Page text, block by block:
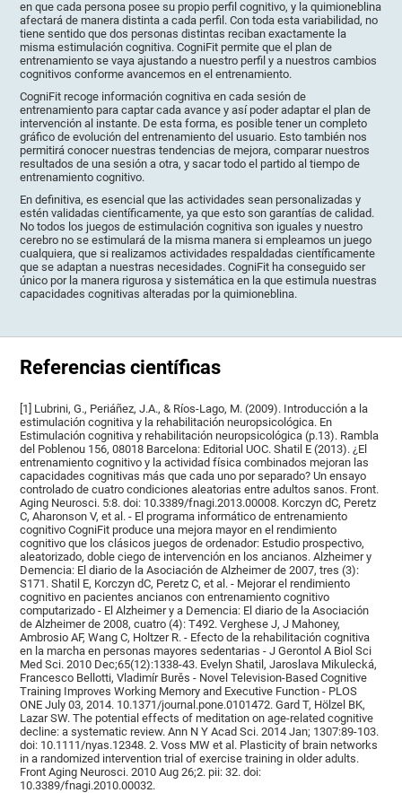
en que cada persona posee su propio perfil cognitivo, y la quimioneblina
afectará de manera distinta a cada perfil. Con toda esta variabilidad, no
tiene sentido que dos personas distintas reciban exactamente la
misma estimulación cognitiva. CogniFit permite que el plan de
entrenamiento se vaya ajustando a nuestro perfil y a nuestros cambios
cognitivos conforme avancemos en el entrenamiento.
CogniFit recoge información cognitiva en cada sesión de
entrenamiento para captar cada avance y así poder adaptar el plan de
intervención al instante. De esta forma, es posible tener un completo
gráfico de evolución del entrenamiento del usuario. Esto también nos
permitirá conocer nuestras tendencias de mejora, comparar nuestros
resultados de una sesión a otra, y sacar todo el partido al tiempo de
entrenamiento cognitivo.
En definitiva, es esencial que las actividades sean personalizadas y
estén validadas científicamente, ya que esto son garantías de calidad.
No todos los juegos de estimulación cognitiva son iguales y nuestro
cerebro no se estimulará de la misma manera si empleamos un juego
cualquiera, que si realizamos actividades respaldadas científicamente
que se adaptan a nuestras necesidades. CogniFit ha conseguido ser
único por la manera rigurosa y sistemática en la que estimula nuestras
capacidades cognitivas alteradas por la quimioneblina.
Referencias científicas
[1] Lubrini, G., Periáñez, J.A., & Ríos-Lago, M. (2009). Introducción a la
estimulación cognitiva y la rehabilitación neuropsicológica. En
Estimulación cognitiva y rehabilitación neuropsicológica (p.13). Rambla
del Poblenou 156, 08018 Barcelona: Editorial UOC. Shatil E (2013). ¿El
entrenamiento cognitivo y la actividad física combinados mejoran las
capacidades cognitivas más que cada uno por separado? Un ensayo
controlado de cuatro condiciones aleatorias entre adultos sanos. Front.
Aging Neurosci. 5:8. doi: 10.3389/fnagi.2013.00008. Korczyn dC, Peretz
C, Aharonson V, et al. - El programa informático de entrenamiento
cognitivo CogniFit produce una mejora mayor en el rendimiento
cognitivo que los clásicos juegos de ordenador: Estudio prospectivo,
aleatorizado, doble ciego de intervención en los ancianos. Alzheimer y
Demencia: El diario de la Asociación de Alzheimer de 2007, tres (3):
S171. Shatil E, Korczyn dC, Peretz C, et al. - Mejorar el rendimiento
cognitivo en pacientes ancianos con entrenamiento cognitivo
computarizado - El Alzheimer y a Demencia: El diario de la Asociación
de Alzheimer de 2008, cuatro (4): T492. Verghese J, J Mahoney,
Ambrosio AF, Wang C, Holtzer R. - Efecto de la rehabilitación cognitiva
en la marcha en personas mayores sedentarias - J Gerontol A Biol Sci
Med Sci. 2010 Dec;65(12):1338-43. Evelyn Shatil, Jaroslava Mikulecká,
Francesco Bellotti, Vladimír Burěs - Novel Television-Based Cognitive
Training Improves Working Memory and Executive Function - PLOS
ONE July 03, 2014. 10.1371/journal.pone.0101472. Gard T, Hölzel BK,
Lazar SW. The potential effects of meditation on age-related cognitive
decline: a systematic review. Ann N Y Acad Sci. 2014 Jan; 1307:89-103.
doi: 10.1111/nyas.12348. 2. Voss MW et al. Plasticity of brain networks
in a randomized intervention trial of exercise training in older adults.
Front Aging Neurosci. 2010 Aug 26;2. pii: 32. doi:
10.3389/fnagi.2010.00032.